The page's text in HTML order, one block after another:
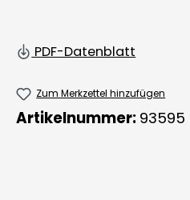
PDF-Datenblatt
Zum Merkzettel hinzufügen
Artikelnummer: 93595